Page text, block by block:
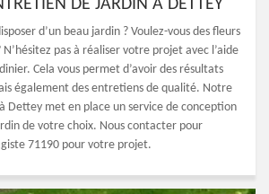
DE JARDIN À DETTEY
d’un beau jardin ? Voulez-vous des fleurs
N’hésitez pas à réaliser votre projet avec l’aide
Cela vous permet d’avoir des résultats
également des entretiens de qualité. Notre
Dettey met en place un service de conception
de votre choix. Nous contacter pour
71190 pour votre projet.